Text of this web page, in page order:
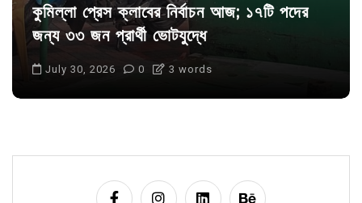
কুমিল্লা প্রেস ক্লাবের নির্বাচন আজ; ১৭টি পদের
জন্য ৩৩ জন প্রার্থী ভোটযুদ্ধে
July 30, 2026 0 3 words